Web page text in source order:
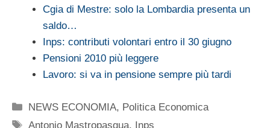
Cgia di Mestre: solo la Lombardia presenta un
saldo…
Inps: contributi volontari entro il 30 giugno
Pensioni 2010 più leggere
Lavoro: si va in pensione sempre più tardi
Categorie
NEWS ECONOMIA, Politica Economica
Tag
Antonio Mastropasqua, Inps